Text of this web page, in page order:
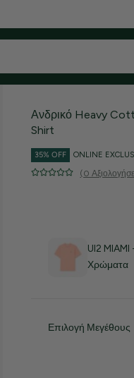
για την
Ανδρικό Heavy
Shirt
35% OFF ONLINE
(0
UI2
Χρώματα
Επιλογή Μεγέθους